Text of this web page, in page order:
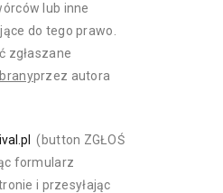
lub inne
do tego prawo.
zgłaszane
przez autora
(button ZGŁOŚ
formularz
i przesyłając